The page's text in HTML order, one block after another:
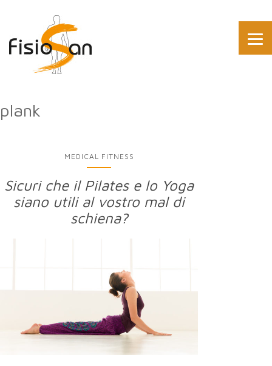
plank
MEDICAL FITNESS
Sicuri che il Pilates e lo Yoga
siano utili al vostro mal di
schiena?